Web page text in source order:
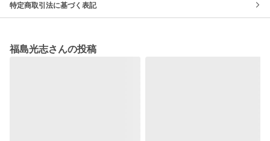
特定商取引法に基づく表記
福島光志さんの投稿